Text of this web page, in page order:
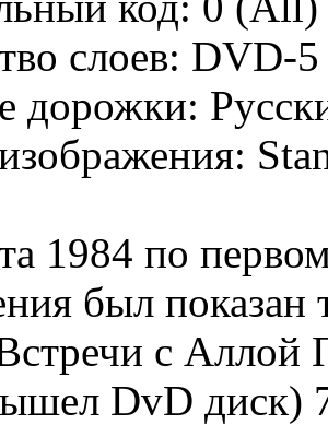
слоев: DVD-
дорожки:
1984 по
был показан
с Аллой
DvD